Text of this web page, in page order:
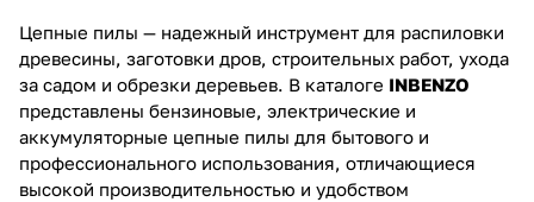
Цепные пилы — надежный инструмент для распиловки
древесины, заготовки дров, строительных работ, ухода
за садом и обрезки деревьев. В каталоге INBENZO
представлены бензиновые, электрические и
аккумуляторные цепные пилы для бытового и
профессионального использования, отличающиеся
высокой производительностью и удобством